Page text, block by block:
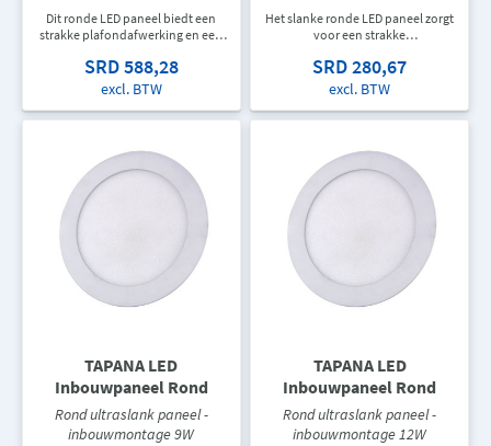
Dit ronde LED paneel biedt een
strakke plafondafwerking en een
voor woningen, kantoren, winkels
en commerciële toepassingen.
SRD 588,28
excl. BTW
Het slanke ronde LED paneel zorgt
voor een strakke
gelijkmatige lichtverdeling. Perfect
voor woningen, kantoren, winkels
binnenruimtes.
SRD 280,67
excl. BTW
TAPANA LED
Inbouwpaneel Rond
Rond ultraslank paneel -
inbouwmontage 9W
TAPANA LED
Inbouwpaneel Rond
Rond ultraslank paneel -
inbouwmontage 12W